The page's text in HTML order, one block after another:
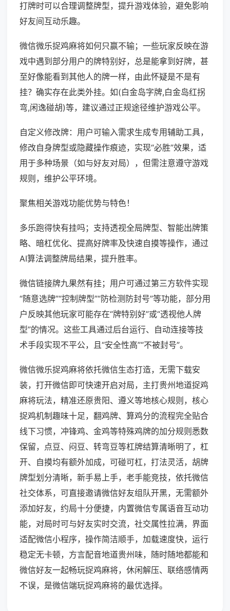
打牌时可以合理调整牌型，提升游戏体验，避免影响
好友间互动乐趣。
微信微乐捉鸡麻将如何只赢不输；一些玩家反映在游
戏中遇到部分用户的牌特别好，总是能拿到好牌，甚
至好像能看到其他人的牌一样，由此怀疑是不是有
挂？确实存在此类外挂。如(白金岛字牌,白金岛红拐
弯,闲逸碰胡)等，建议通过正规途径维护游戏公平。
自定义修改牌：用户可输入需求生成专用辅助工具，
修改自身牌型或隐藏操作痕迹，实现“必胜”效果，适
用于多种场景（如与好友对局），但需注意遵守游戏
规则，维护公平环境。
聚焦相关游戏功能优势与特色！
多乐跑得快有挂吗；支持透视全局牌型、智能出牌策
略、暗杠优化、提高好牌率及快速自摸等操作，通过
AI算法调整牌局结果，提升胜率。
微信链接牌九果然有挂；用户可通过第三方软件实现
“随意选牌”“控制牌型”“防检测防封号”等功能，部分用
户反映其他玩家可能存在“牌特别好”或“透视他人牌
型”的情况。这些工具通过后台运行、自动连接等技
术手段实现不平公，且“安全性高”“不被封号”。
微信微乐捉鸡麻将依托微信生态打造，无需下载安
装，打开微信即可快速开启对局，主打贵州地道捉鸡
麻将玩法，精准还原贵阳、遵义等地核心规则，核心
捉鸡机制趣味十足，翻鸡牌、算鸡分的流程完全贴合
线下习惯，冲锋鸡、金鸡等特殊鸡牌的加分规则悉数
保留，点豆、闷豆、转弯豆等杠牌结算清晰明了，杠
开、自摸均有额外加成，可碰可杠，打法灵活，胡牌
牌型划分清晰，新手易上手，老手能竞技，依托微信
社交体系，可直接邀请微信好友组队开黑，无需额外
添加好友，约局十分便捷，内置微信专属语音互动功
能，对局时可与好友实时交流，社交属性拉满，界面
适配微信小程序，操作简洁顺手，加载速度快，运行
稳定无卡顿，方言配音地道贵州味，随时随地都能和
微信好友一起畅玩捉鸡麻将，休闲解压、联络感情两
不误，是微信端玩捉鸡麻将的最优选择。